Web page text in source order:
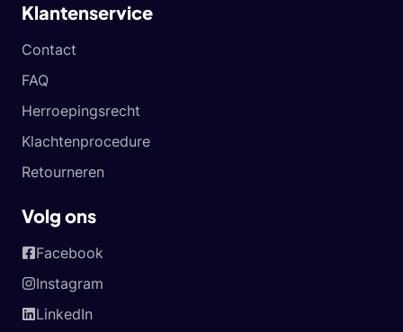
Klantenservice
Contact
FAQ
Herroepingsrecht
Klachtenprocedure
Retourneren
Volg ons
Facebook
Instagram
LinkedIn